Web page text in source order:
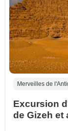
Merveilles de
Excursion
de Gizeh et